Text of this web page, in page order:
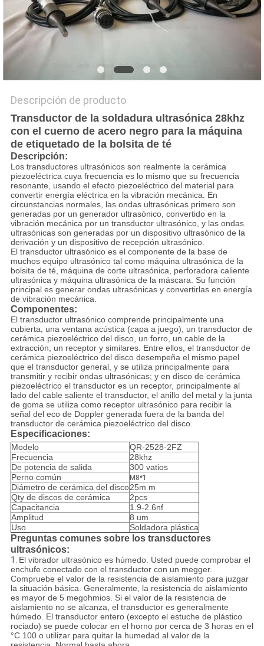
PRIVACIDAD
Descripción de producto
Transductor de la soldadura ultrasónica 28khz
con el cuerno de acero negro para la máquina
de etiquetado de la bolsita de té
Descripción:
Los transductores ultrasónicos son realmente la cerámica
piezoeléctrica cuya frecuencia es lo mismo que su frecuencia
resonante, usando el efecto piezoeléctrico del material para
convertir energía eléctrica en la vibración mecánica. En
circunstancias normales, las ondas ultrasónicas primero son
generadas por un generador ultrasónico, convertido en la
vibración mecánica por un transductor ultrasónico, y las ondas
ultrasónicas son generadas por un dispositivo ultrasónico de la
derivación y un dispositivo de recepción ultrasónico.
El transductor ultrasónico es el componente de la base de
muchos equipo ultrasónico tal como máquina ultrasónica de la
bolsita de té, máquina de corte ultrasónica, perforadora caliente
ultrasónica y máquina ultrasónica de la máscara. Su función
principal es generar ondas ultrasónicas y convertirlas en energía
de vibración mecánica.
Componentes:
El transductor ultrasónico comprende principalmente una
cubierta, una ventana acústica (capa a juego), un transductor de
cerámica piezoeléctrico del disco, un forro, un cable de la
extracción, un receptor y similares. Entre ellos, el transductor de
cerámica piezoeléctrico del disco desempeña el mismo papel
que el transductor general, y se utiliza principalmente para
transmitir y recibir ondas ultrasónicas; y en disco de cerámica
piezoeléctrico el transductor es un receptor, principalmente al
lado del cable saliente el transductor, el anillo del metal y la junta
de goma se utiliza como receptor ultrasónico para recibir la
señal del eco de Doppler generada fuera de la banda del
transductor de cerámica piezoeléctrico del disco.
Especificaciones:
Modelo
QR-2528-2FZ
Frecuencia
28khz
De potencia de salida
300 vatios
Perno común
M8*1
Diámetro de cerámica del disco25m m
Qty de discos de cerámica
2pcs
Capacitancia
1.9-2.6nf
Amplitud
8 um
Uso
Soldadora plástica
Preguntas comunes sobre los transductores
ultrasónicos:
1. El vibrador ultrasónico es húmedo. Usted puede comprobar el
enchufe conectado con el transductor con un megger.
Compruebe el valor de la resistencia de aislamiento para juzgar
la situación básica. Generalmente, la resistencia de aislamiento
es mayor de 5 megohmios. Si el valor de la resistencia de
aislamiento no se alcanza, el transductor es generalmente
húmedo. El transductor entero (excepto el estuche de plástico
rociado) se puede colocar en el horno por cerca de 3 horas en el
°C 100 o utilizar para quitar la humedad al valor de la